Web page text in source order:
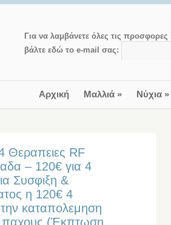
Για να λαμβάνετε όλες τις
βάλτε εδώ το e-mail σας:
Αρχική Μαλλιά» Νύχια»
Θεραπειες RF
– 120€ για 4
Συσφιξη &
η 120€ 4
καταπολεμηση
παχους (Έκπτωση